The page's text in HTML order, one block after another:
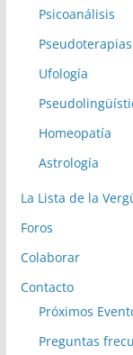
Psicoanálisis
Pseudoterapias
Ufología
Homeopatía
Astrología
La Lista de la
Foros
Colaborar
Contacto
Próximos
Preguntas